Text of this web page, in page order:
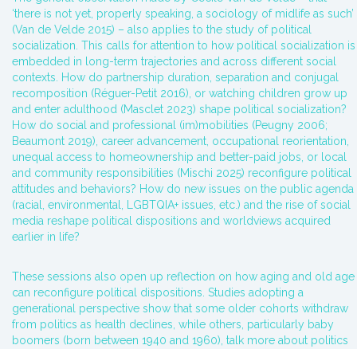
‘there is not yet, properly speaking, a sociology of midlife as such’
(Van de Velde 2015) – also applies to the study of political
socialization. This calls for attention to how political socialization is
embedded in long-term trajectories and across different social
contexts. How do partnership duration, separation and conjugal
recomposition (Réguer-Petit 2016), or watching children grow up
and enter adulthood (Masclet 2023) shape political socialization?
How do social and professional (im)mobilities (Peugny 2006;
Beaumont 2019), career advancement, occupational reorientation,
unequal access to homeownership and better-paid jobs, or local
and community responsibilities (Mischi 2025) reconfigure political
attitudes and behaviors? How do new issues on the public agenda
(racial, environmental, LGBTQIA+ issues, etc.) and the rise of social
media reshape political dispositions and worldviews acquired
earlier in life?
These sessions also open up reflection on how aging and old age
can reconfigure political dispositions. Studies adopting a
generational perspective show that some older cohorts withdraw
from politics as health declines, while others, particularly baby
boomers (born between 1940 and 1960), talk more about politics